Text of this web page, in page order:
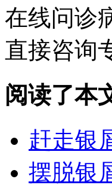
在线问诊
直接咨询
阅读了本
赶走银
摆脱银